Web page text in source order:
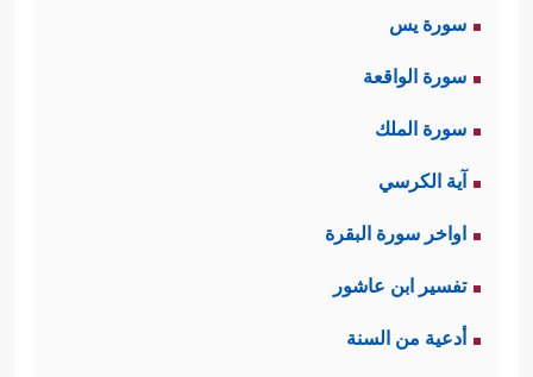
سورة يس
سورة الواقعة
سورة الملك
آية الكرسي
اواخر سورة البقرة
تفسير ابن عاشور
أدعية من السنة